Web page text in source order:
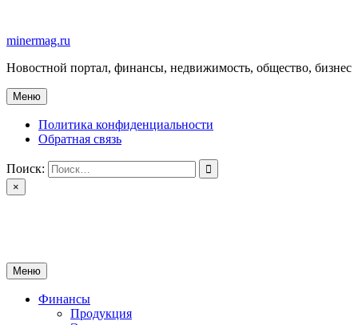
содержимому
minermag.ru
Новостной портал, финансы, недвижимость, общество, бизнес
Меню
Политика конфиденциальности
Обратная связь
Поиск:
×
Меню
Финансы
Продукция